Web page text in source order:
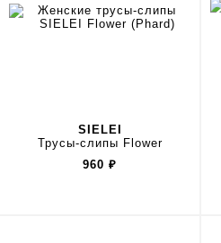
SIELEI
Трусы-слипы Flower
960 ₽